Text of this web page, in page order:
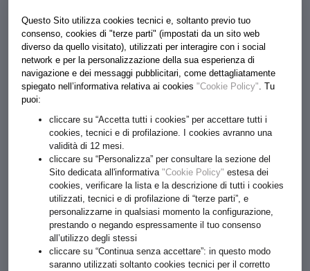
Linea Biologica
SHAMPOO SOLIDO PURIFICANTE BIO
Questo Sito utilizza cookies tecnici e, soltanto previo tuo
consenso, cookies di "terze parti" (impostati da un sito web
diverso da quello visitato), utilizzati per interagire con i social
network e per la personalizzazione della sua esperienza di
navigazione e dei messaggi pubblicitari, come dettagliatamente
spiegato nell’informativa relativa ai cookies "Cookie Policy". Tu
puoi:
cliccare su “Accetta tutti i cookies” per accettare tutti i
cookies, tecnici e di profilazione. I cookies avranno una
validità di 12 mesi.
cliccare su “Personalizza” per consultare la sezione del
Sito dedicata all'informativa "Cookie Policy" estesa dei
cookies, verificare la lista e la descrizione di tutti i cookies
utilizzati, tecnici e di profilazione di “terze parti”, e
personalizzarne in qualsiasi momento la configurazione,
prestando o negando espressamente il tuo consenso
all’utilizzo degli stessi
cliccare su “Continua senza accettare”: in questo modo
saranno utilizzati soltanto cookies tecnici per il corretto